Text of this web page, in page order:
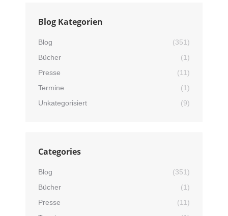
Blog Kategorien
Blog
(351)
Bücher
(1)
Presse
(11)
Termine
(1)
Unkategorisiert
(9)
Categories
Blog
(351)
Bücher
(1)
Presse
(11)